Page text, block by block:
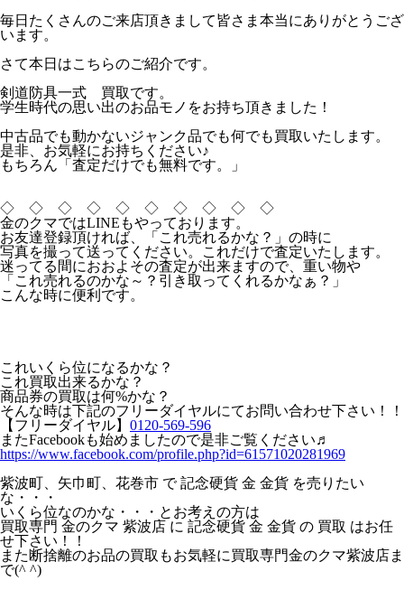
毎日たくさんのご来店頂きまして皆さま本当にありがとうござ
います。
さて本日はこちらのご紹介です。
剣道防具一式 買取です。
学生時代の思い出のお品モノをお持ち頂きました！
中古品でも動かないジャンク品でも何でも買取いたします。
是非、お気軽にお持ちください♪
もちろん「査定だけでも無料です。」
◇ ◇ ◇ ◇ ◇ ◇ ◇ ◇ ◇ ◇
金のクマではLINEもやっております。
お友達登録頂ければ、「これ売れるかな？」の時に
写真を撮って送ってください。これだけで査定いたします。
迷ってる間におおよその査定が出来ますので、重い物や
「これ売れるのかな～？引き取ってくれるかなぁ？」
こんな時に便利です。
これいくら位になるかな？
これ買取出来るかな？
商品券の買取は何%かな？
そんな時は下記のフリーダイヤルにてお問い合わせ下さい！！
【フリーダイヤル】 0120-569-596
またFacebookも始めましたので是非ご覧ください♬
https://www.facebook.com/profile.php?id=61571020281969
紫波町、矢巾町、花巻市 で 記念硬貨 金 金貨 を売りたい
な・・・
いくら位なのかな・・・とお考えの方は
買取専門 金のクマ 紫波店 に 記念硬貨 金 金貨 の 買取 はお任
せ下さい！！
また断捨離のお品の買取もお気軽に買取専門金のクマ紫波店ま
で(^ ^)